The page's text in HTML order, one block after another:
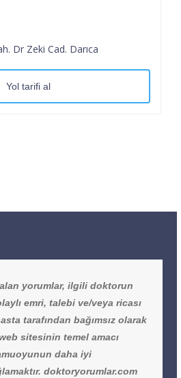
Dr Zeki Cad. Darıca
Yol tarifi al
yorumlar, ilgili doktorun
emri, talebi ve/veya ricası
tarafından bağımsız olarak
sitesinin temel amacı
daha iyi
doktoryorumlar.com